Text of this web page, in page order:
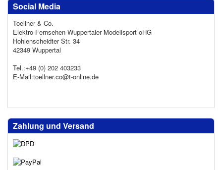
Social Media
Toellner & Co.
Elektro-Fernsehen Wuppertaler Modellsport oHG
Hohlenscheidter Str. 34
42349 Wuppertal
Tel.:+49 (0) 202 403233
E-Mail:toellner.co@t-online.de
Zahlung und Versand